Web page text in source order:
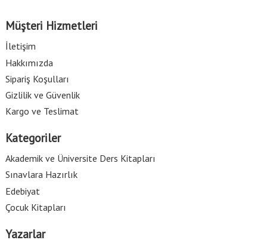
Müşteri Hizmetleri
İletişim
Hakkımızda
Sipariş Koşulları
Gizlilik ve Güvenlik
Kargo ve Teslimat
Kategoriler
Akademik ve Üniversite Ders Kitapları
Sınavlara Hazırlık
Edebiyat
Çocuk Kitapları
Yazarlar